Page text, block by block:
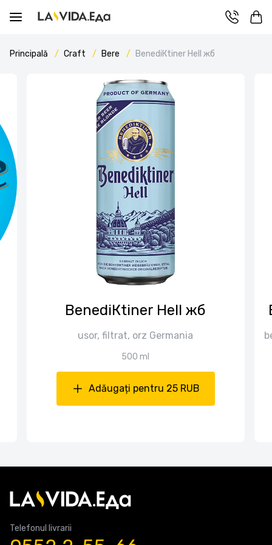
Principală Craft Bere BenediКtiner Hell жб
BenediКtiner Hell жб
usor, filtrat, orz Germania
500 ml
Adăugați pentru 25 RUB
Telefonul livrarii